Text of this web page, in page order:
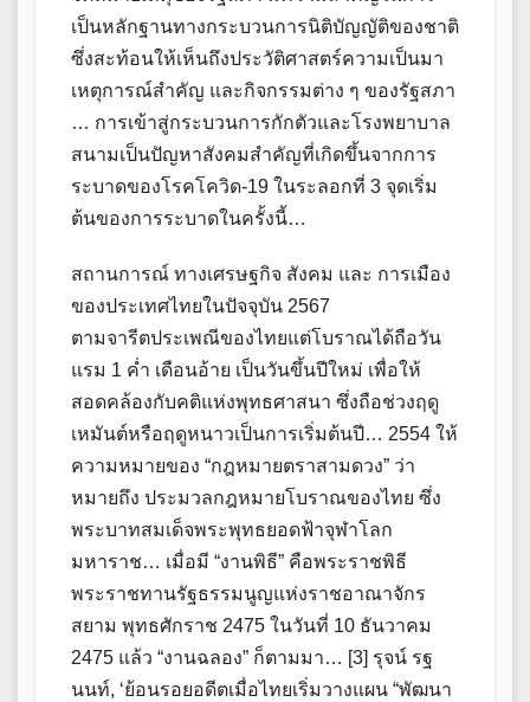
เป็นหลักฐานทางกระบวนการนิติบัญญัติของชาติ
ซึ่งสะท้อนให้เห็นถึงประวัติศาสตร์ความเป็นมา
เหตุการณ์สำคัญ และกิจกรรมต่าง ๆ ของรัฐสภา
… การเข้าสู่กระบวนการกักตัวและโรงพยาบาล
สนามเป็นปัญหาสังคมสำคัญที่เกิดขึ้นจากการ
ระบาดของโรคโควิด-19 ในระลอกที่ 3 จุดเริ่ม
ต้นของการระบาดในครั้งนี้…
สถานการณ์ ทางเศรษฐกิจ สังคม และ การเมือง
ของประเทศไทยในปัจจุบัน 2567
ตามจารีตประเพณีของไทยแต่โบราณได้ถือวัน
แรม 1 ค่ำ เดือนอ้าย เป็นวันขึ้นปีใหม่ เพื่อให้
สอดคล้องกับคติแห่งพุทธศาสนา ซึ่งถือช่วงฤดู
เหมันต์หรือฤดูหนาวเป็นการเริ่มต้นปี… 2554 ให้
ความหมายของ “กฎหมายตราสามดวง” ว่า
หมายถึง ประมวลกฎหมายโบราณของไทย ซึ่ง
พระบาทสมเด็จพระพุทธยอดฟ้าจุฬาโลก
มหาราช… เมื่อมี “งานพิธี” คือพระราชพิธี
พระราชทานรัฐธรรมนูญแห่งราชอาณาจักร
สยาม พุทธศักราช 2475 ในวันที่ 10 ธันวาคม
2475 แล้ว “งานฉลอง” ก็ตามมา… [3] รุจน์ รฐ
นนท์, ‘ย้อนรอยอดีตเมื่อไทยเริ่มวางแผน “พัฒนา